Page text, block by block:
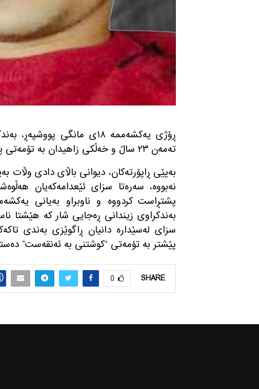
ڕۆژی یه‌كشه‌ممه‌ ١٨ی مانگی
ته‌مه‌ن ٢٣ ساڵ و خه‌ڵكی زاهیدان به‌ تۆمه‌تی په‌یوه‌ندیدار به‌ مادده‌ی هۆشبه‌ر له‌ سێداره‌ درا.
به‌پێی ڕاپۆرته‌كان، دیوانی باڵای دادی
نه‌بووه‌، سه‌ره‌تا سزای ئێعدامه‌كه‌یان
پشتڕاست كردووه‌ و ناوبراو به‌یانی
به‌ندكراوی زیندانی ڕه‌جایی شار كه‌ هێشتا
سزای له‌سێداره‌ دانیان ڕاگوێزی به‌ندی
پێشتر به‌ تۆمه‌تی “كوشتنی به‌ ئه‌نقه‌ست”
SHARE
0